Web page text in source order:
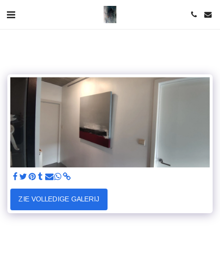
ZIE VOLLEDIGE GALERIJ